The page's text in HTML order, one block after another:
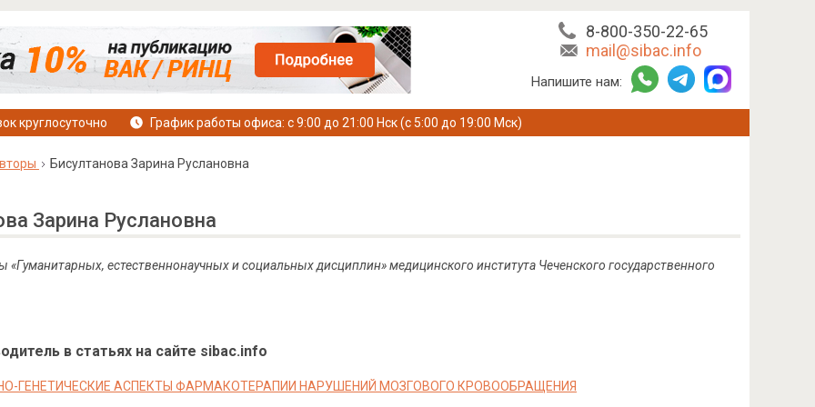
8-800-350-22-65
mail@sibac.info
Напишите нам:
круглосуточно График работы офиса: с 9:00 до 21:00 Нск (с 5:00 до 19:00 Мск)
Бисултанова Зарина Руслановна
Зарина Руслановна
«Гуманитарных, естественнонаучных и социальных дисциплин» медицинского института Чеченского государственного
в статьях на сайте sibac.info
ГЕНЕТИЧЕСКИЕ АСПЕКТЫ ФАРМАКОТЕРАПИИ НАРУШЕНИЙ МОЗГОВОГО КРОВООБРАЩЕНИЯ